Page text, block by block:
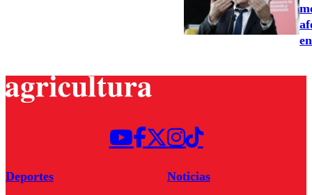
Deportes
Noticias